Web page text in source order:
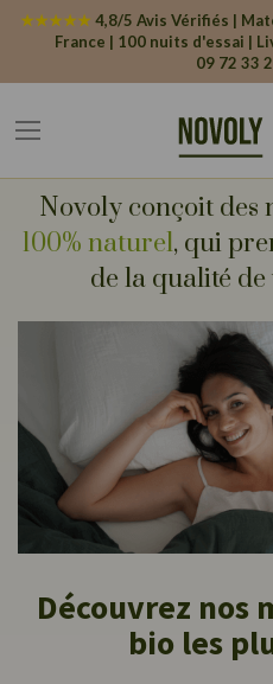
★★★★★ 4,8/5 Avis Vérifiés |
France | 100 nuits d'essai |
09 72 33
Novoly conçoit des
100% naturel, qui
de la qualité
Découvrez nos
bio les
Panneau de gestion des cookies